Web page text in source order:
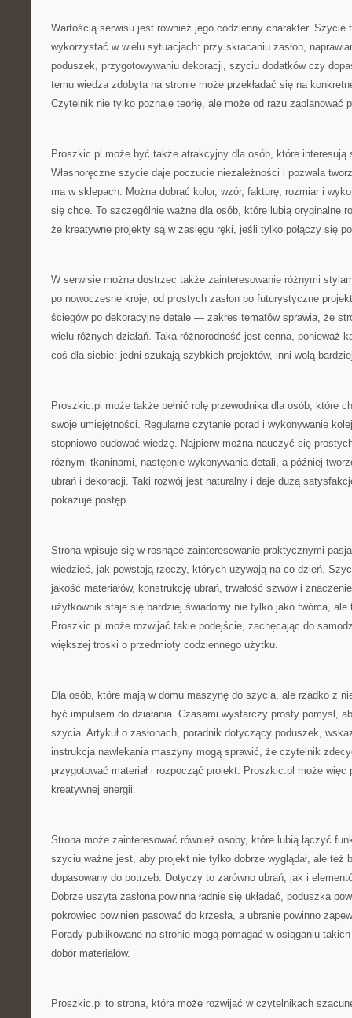
Wartością serwisu jest również jego codzienny charakter. Szycie
wykorzystać w wielu sytuacjach: przy skracaniu zasłon,
poduszek, przygotowywaniu dekoracji, szyciu dodatków czy
temu wiedza zdobyta na stronie może przekładać się na
Czytelnik nie tylko poznaje teorię, ale może od razu zaplanować
Proszkic.pl może być także atrakcyjny dla osób, które interesują
Własnoręczne szycie daje poczucie niezależności i pozwala
ma w sklepach. Można dobrać kolor, wzór, fakturę, rozmiar i
się chce. To szczególnie ważne dla osób, które lubią oryginalne
że kreatywne projekty są w zasięgu ręki, jeśli tylko połączy się
W serwisie można dostrzec także zainteresowanie różnymi
po nowoczesne kroje, od prostych zasłon po futurystyczne
ściegów po dekoracyjne detale — zakres tematów sprawia, że
wielu różnych działań. Taka różnorodność jest cenna, ponieważ
coś dla siebie: jedni szukają szybkich projektów, inni wolą
Proszkic.pl może także pełnić rolę przewodnika dla osób, które
swoje umiejętności. Regularne czytanie porad i wykonywanie
stopniowo budować wiedzę. Najpierw można nauczyć się
różnymi tkaninami, następnie wykonywania detali, a później
ubrań i dekoracji. Taki rozwój jest naturalny i daje dużą
pokazuje postęp.
Strona wpisuje się w rosnące zainteresowanie praktycznymi
wiedzieć, jak powstają rzeczy, których używają na co dzień.
jakość materiałów, konstrukcję ubrań, trwałość szwów i
użytkownik staje się bardziej świadomy nie tylko jako twórca, ale
Proszkic.pl może rozwijać takie podejście, zachęcając do
większej troski o przedmioty codziennego użytku.
Dla osób, które mają w domu maszynę do szycia, ale rzadko z
być impulsem do działania. Czasami wystarczy prosty pomysł,
szycia. Artykuł o zasłonach, poradnik dotyczący poduszek,
instrukcja nawlekania maszyny mogą sprawić, że czytelnik
przygotować materiał i rozpocząć projekt. Proszkic.pl może więc
kreatywnej energii.
Strona może zainteresować również osoby, które lubią łączyć
szyciu ważne jest, aby projekt nie tylko dobrze wyglądał, ale też
dopasowany do potrzeb. Dotyczy to zarówno ubrań, jak i
Dobrze uszyta zasłona powinna ładnie się układać, poduszka
pokrowiec powinien pasować do krzesła, a ubranie powinno
Porady publikowane na stronie mogą pomagać w osiąganiu
dobór materiałów.
Proszkic.pl to strona, która może rozwijać w czytelnikach